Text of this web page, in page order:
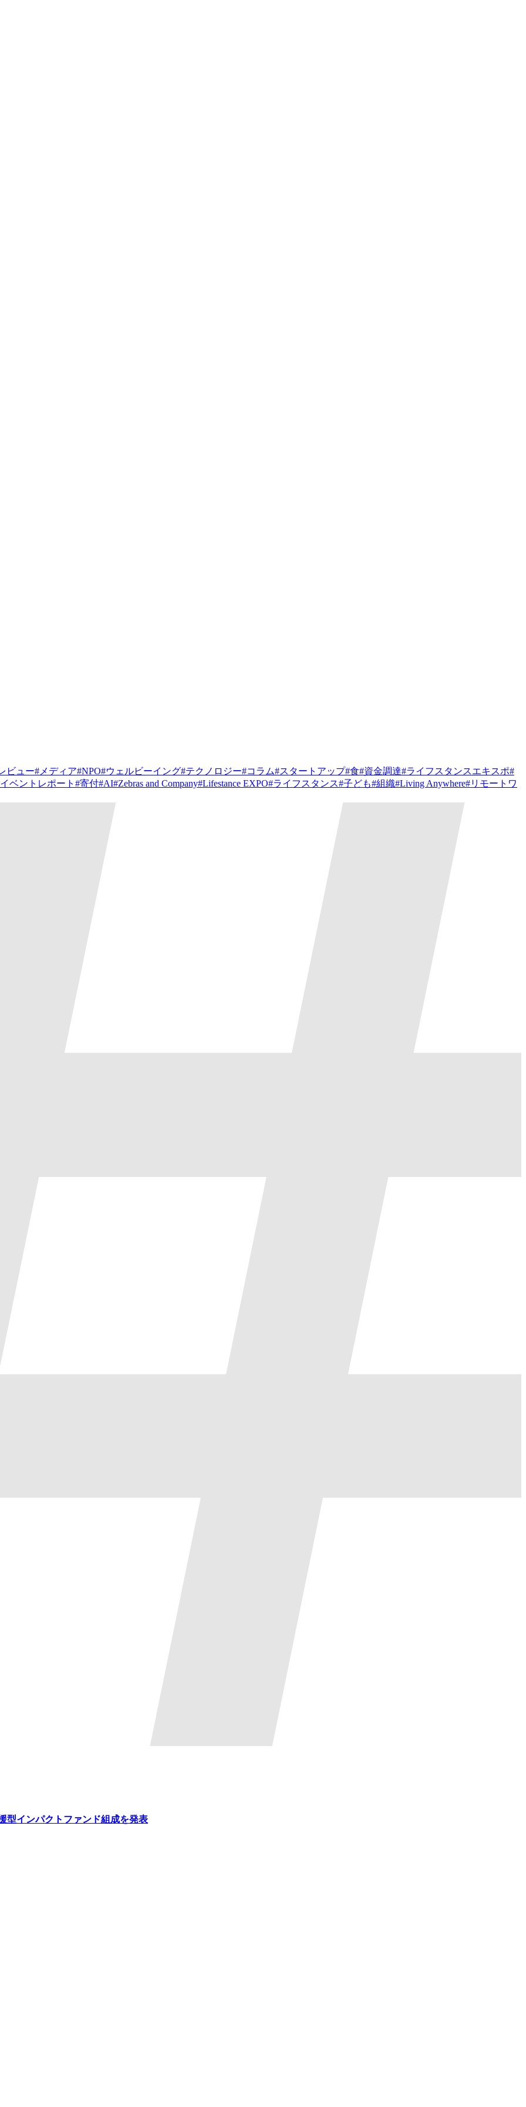
ビュー# メディア#NPO#ウェルビーイング#テクノロジー#コラム#スタートアップ#食#資金調達#ライフスタンスエキスポ#
イベントレポート #寄付#AI#Zebras and Company#Lifestance EXPO#ライフスタンス#子ども#組織#Living Anywhere#リモートワ
型インパクトファンド組成を発表